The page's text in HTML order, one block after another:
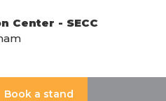
Center - SECC
Book a stand